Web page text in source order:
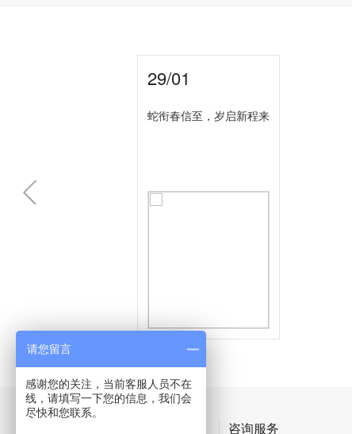
29/01
蛇衔春信至，岁启新程来
咨询服务
请您留言
感谢您的关注，当前客服人员不在
线，请填写一下您的信息，我们会
尽快和您联系。